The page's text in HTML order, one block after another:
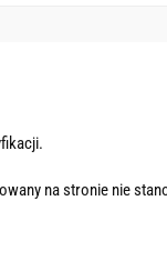
na stronie nie